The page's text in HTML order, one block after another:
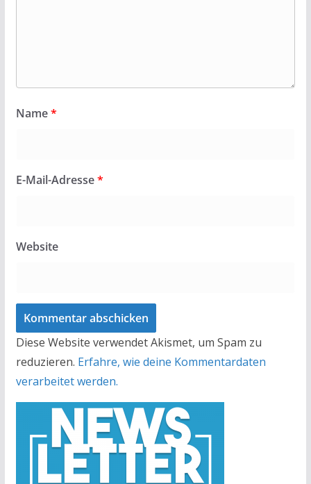
Name*
E-Mail-Adresse*
Website
Diese Website verwendet Akismet, um Spam zu
reduzieren. Erfahre, wie deine Kommentardaten
verarbeitet werden.